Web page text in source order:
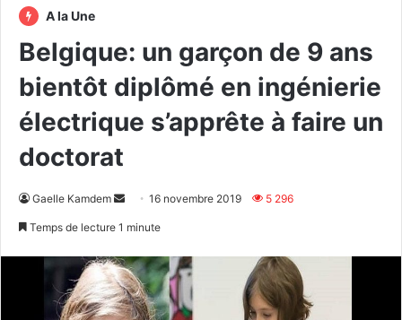
A la Une
Belgique: un garçon de 9 ans
bientôt diplômé en ingénierie
électrique s’apprête à faire un
doctorat
Gaelle Kamdem
Envoyer16 novembre 2019 5 296
Temps de lecture 1 minute